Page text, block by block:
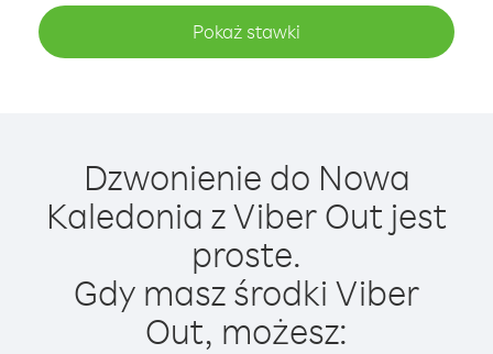
Pokaż stawki
Dzwonienie do Nowa
Kaledonia z Viber Out jest
proste.
Gdy masz środki Viber
Out, możesz: